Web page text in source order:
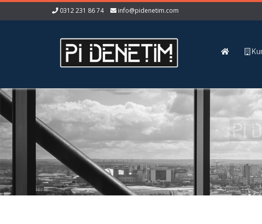
0312 231 86 74 info@pidenetim.com